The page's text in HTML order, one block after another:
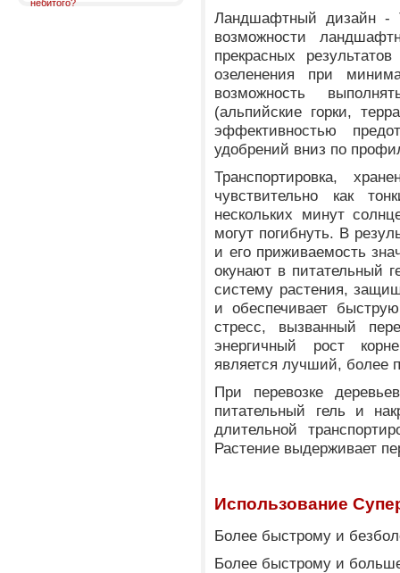
Ландшафтный дизайн -
возможности
прекрасных
озеленения при
возможность
(альпийские горки,
эффективностью
удобрений вниз по
Транспортировка,
чувствительно как
нескольких минут
могут погибнуть. В
и его приживаемость
окунают в питательный
систему растения,
и обеспечивает
стресс, вызванный
энергичный рост
является лучший, более
При перевозке
питательный гель и
длительной
Растение выдерживает
Использование
Более быстрому и
Более быстрому и